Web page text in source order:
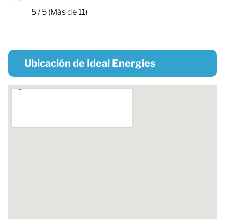
5 / 5 (Más de 11)
Ubicación de Ideal Energies